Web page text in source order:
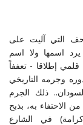
التي آليت على
اسمها ولا اسم
إطلاقا - تعففاً
وجرمه التاريخي
ذلك الجرم
الاحتفاء به، بذبح
في الشارع